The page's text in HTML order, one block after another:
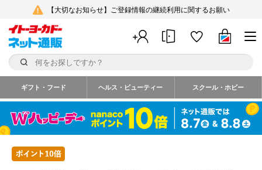
【大切なお知らせ】ご登録情報の継続利用に関するお願い
ギフト・フード ヘルス・ビューティー スクール・ホビー